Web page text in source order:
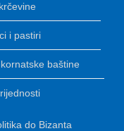
i pastiri
baštine
do Bizanta